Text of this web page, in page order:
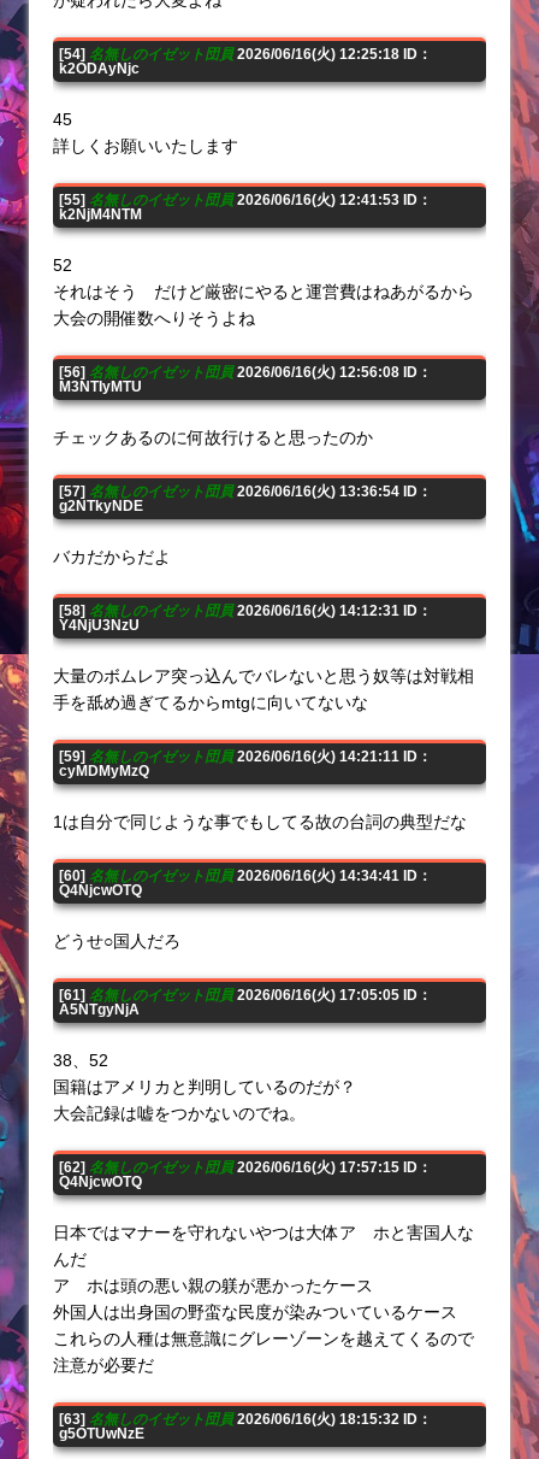
[54] 名無しのイゼット団員2026/06/16(火) 12:25:18 ID：
k2ODAyNjc
45
詳しくお願いいたします
[55] 名無しのイゼット団員2026/06/16(火) 12:41:53 ID：
k2NjM4NTM
52
それはそう だけど厳密にやると運営費はねあがるから
大会の開催数へりそうよね
[56] 名無しのイゼット団員2026/06/16(火) 12:56:08 ID：
M3NTIyMTU
チェックあるのに何故行けると思ったのか
[57] 名無しのイゼット団員2026/06/16(火) 13:36:54 ID：
g2NTkyNDE
バカだからだよ
[58] 名無しのイゼット団員2026/06/16(火) 14:12:31 ID：
Y4NjU3NzU
大量のボムレア突っ込んでバレないと思う奴等は対戦相
手を舐め過ぎてるからmtgに向いてないな
[59] 名無しのイゼット団員2026/06/16(火) 14:21:11 ID：
cyMDMyMzQ
1は自分で同じような事でもしてる故の台詞の典型だな
[60] 名無しのイゼット団員2026/06/16(火) 14:34:41 ID：
Q4NjcwOTQ
どうせ○国人だろ
[61] 名無しのイゼット団員2026/06/16(火) 17:05:05 ID：
A5NTgyNjA
38、52
国籍はアメリカと判明しているのだが？
大会記録は嘘をつかないのでね。
[62] 名無しのイゼット団員2026/06/16(火) 17:57:15 ID：
Q4NjcwOTQ
日本ではマナーを守れないやつは大体ア ホと害国人な
んだ
ア ホは頭の悪い親の躾が悪かったケース
外国人は出身国の野蛮な民度が染みついているケース
これらの人種は無意識にグレーゾーンを越えてくるので
注意が必要だ
[63] 名無しのイゼット団員2026/06/16(火) 18:15:32 ID：
g5OTUwNzE